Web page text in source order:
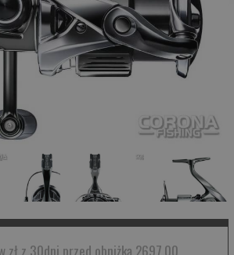
zł z 30dni przed obniżką 2697.00